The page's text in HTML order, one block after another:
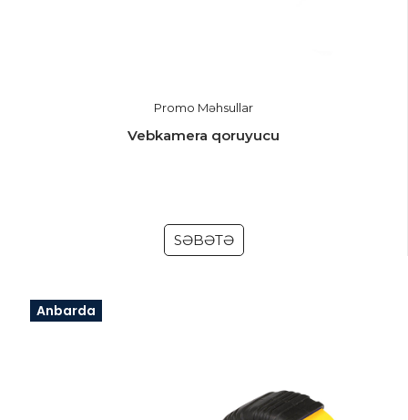
Promo Məhsullar
Vebkamera qoruyucu
SƏBƏTƏ
Anbarda